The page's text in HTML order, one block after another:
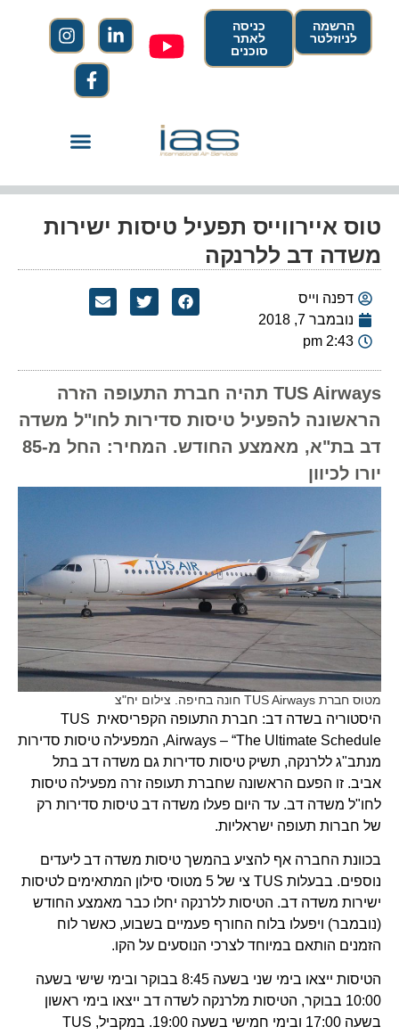
הרשמה
לניוזלטר
כניסה
לאתר
סוכנים
טוס איירווייס תפעיל טיסות ישירות
משדה דב ללרנקה
דפנה וייס
נובמבר 7, 2018
2:43 pm
TUS Airways תהיה חברת התעופה הזרה
הראשונה להפעיל טיסות סדירות לחו"ל משדה
דב בת"א, מאמצע החודש. המחיר: החל מ-85
יורו לכיוון
מטוס חברת TUS Airways חונה בחיפה. צילום יח"צ
היסטוריה בשדה דב: חברת התעופה הקפריסאית TUS
Airways – “The Ultimate Schedule, המפעילה טיסות סדירות
מנתב"ג ללרנקה, תשיק טיסות סדירות גם משדה דב בתל
אביב. זו הפעם הראשונה שחברת תעופה זרה מפעילה טיסות
לחו"ל משדה דב. עד היום פעלו משדה דב טיסות סדירות רק
של חברות תעופה ישראליות.
בכוונת החברה אף להציע בהמשך טיסות משדה דב ליעדים
נוספים. בבעלות TUS צי של 5 מטוסי סילון המתאימים לטיסות
ישירות משדה דב. הטיסות ללרנקה יחלו כבר מאמצע החודש
(נובמבר) ויפעלו בלוח החורף פעמיים בשבוע, כאשר לוח
הזמנים הותאם במיוחד לצרכי הנוסעים על הקו.
הטיסות ייצאו בימי שני בשעה 8:45 בבוקר ובימי שישי בשעה
10:00 בבוקר, הטיסות מלרנקה לשדה דב ייצאו בימי ראשון
בשעה 17:00 ובימי חמישי בשעה 19:00. במקביל, TUS